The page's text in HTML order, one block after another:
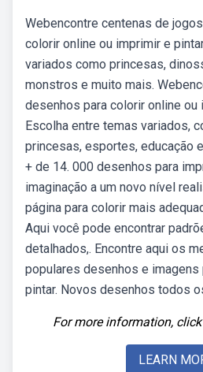
Webencontre centenas de
colorir online ou imprimir e
variados como princesas,
monstros e muito mais.
desenhos para colorir online ou
Escolha entre temas variados,
princesas, esportes, educação
+ de 14. 000 desenhos para
imaginação a um novo nível
página para colorir mais
Aqui você pode encontrar
detalhados,. Encontre aqui os
populares desenhos e imagens
pintar. Novos desenhos todos
For more information,
LEARN